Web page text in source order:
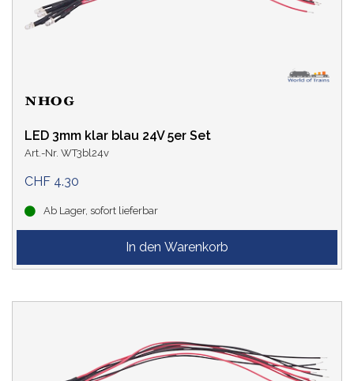
LED 3mm klar blau 24V 5er Set
Art.-Nr. WT3bl24v
CHF 4.30
Ab Lager, sofort lieferbar